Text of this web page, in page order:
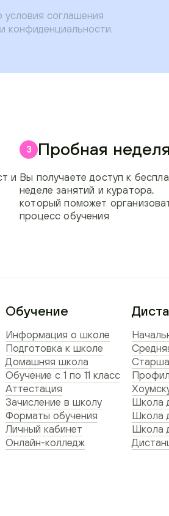
соглашения
конфиденциальности
и
3 Пробная неделя
Вы получаете доступ к
неделе занятий и куратора,
который поможет
процесс обучения
Обучение
Информация о школе
Подготовка к школе
Домашняя школа
Обучение с 1 по 11 класс
Аттестация
Зачисление в школу
Форматы обучения
Личный кабинет
Онлайн-колледж
Школа
Школа
Школа